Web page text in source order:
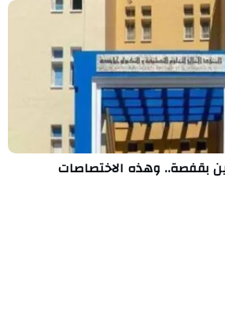
بقفصة.. وهذه الاختصاصات